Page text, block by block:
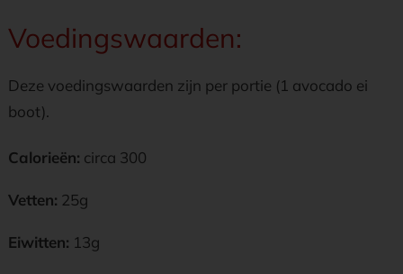
Voedingswaarden:
Deze voedingswaarden zijn per portie (1 avocado ei
boot).
Calorieën: circa 300
Vetten: 25g
Eiwitten: 13g